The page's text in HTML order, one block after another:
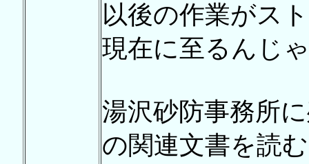
以後の作業がス
現在に至るんじ
湯沢砂防事務所
の関連文書を読